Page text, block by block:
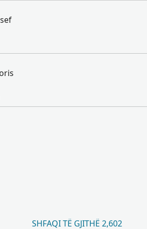
SHFAQI TË GJITHË 2,602